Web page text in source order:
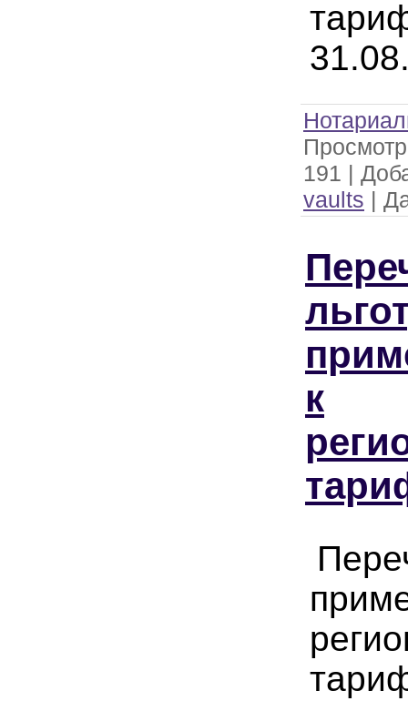
191 |
vaults |
к